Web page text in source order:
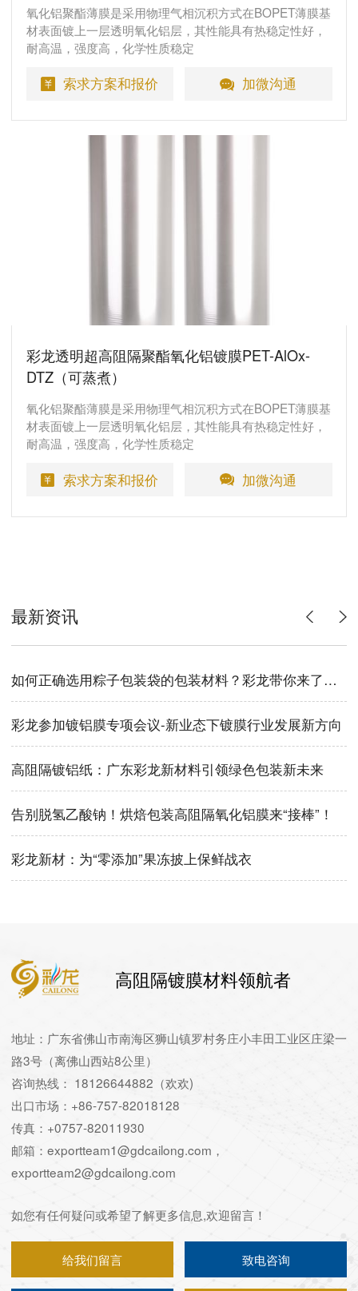
氧化铝聚酯薄膜是采用物理气相沉积方式在BOPET薄膜基
材表面镀上一层透明氧化铝层，其性能具有热稳定性好，
耐高温，强度高，化学性质稳定
索求方案和报价 加微沟通
彩龙透明超高阻隔聚酯氧化铝镀膜PET-AlOx-
DTZ（可蒸煮）
氧化铝聚酯薄膜是采用物理气相沉积方式在BOPET薄膜基
材表面镀上一层透明氧化铝层，其性能具有热稳定性好，
耐高温，强度高，化学性质稳定
索求方案和报价 加微沟通
最新资讯
如何正确选用粽子包装袋的包装材料？彩龙带你来了解！
彩龙参加镀铝膜专项会议-新业态下镀膜行业发展新方向
高阻隔镀铝纸：广东彩龙新材料引领绿色包装新未来
告别脱氢乙酸钠！烘焙包装高阻隔氧化铝膜来“接棒”！
彩龙新材：为“零添加”果冻披上保鲜战衣
高阻隔镀膜材料领航者
地址：广东省佛山市南海区狮山镇罗村务庄小丰田工业区庄梁一
路3号（离佛山西站8公里）
咨询热线： 18126644882（欢欢)
出口市场：+86-757-82018128
传真：+0757-82011930
邮箱：exportteam1@gdcailong.com，
exportteam2@gdcailong.com
如您有任何疑问或希望了解更多信息,欢迎留言！
给我们留言 致电咨询